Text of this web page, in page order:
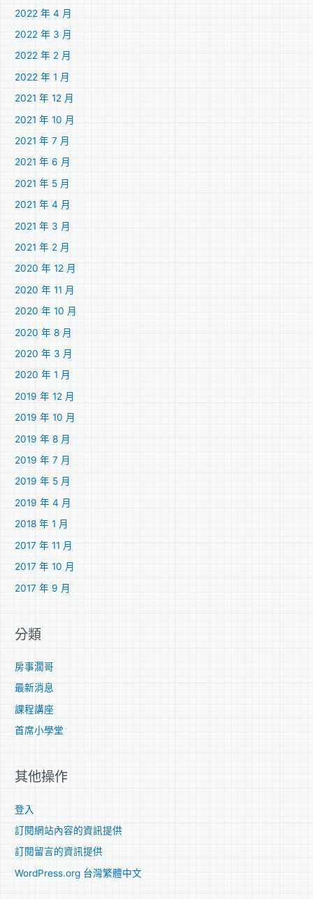
2022 年 4 月
2022 年 3 月
2022 年 2 月
2022 年 1 月
2021 年 12 月
2021 年 10 月
2021 年 7 月
2021 年 6 月
2021 年 5 月
2021 年 4 月
2021 年 3 月
2021 年 2 月
2020 年 12 月
2020 年 11 月
2020 年 10 月
2020 年 8 月
2020 年 3 月
2020 年 1 月
2019 年 12 月
2019 年 10 月
2019 年 8 月
2019 年 7 月
2019 年 5 月
2019 年 4 月
2018 年 1 月
2017 年 11 月
2017 年 10 月
2017 年 9 月
分類
房事濶哥
最新消息
課程講座
首席小學堂
其他操作
登入
訂閱網站內容的資訊提供
訂閱留言的資訊提供
WordPress.org 台灣繁體中文